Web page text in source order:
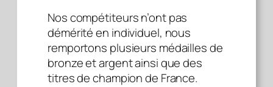
Nos compétiteurs n’ont pas
démérité en individuel, nous
remportons plusieurs médailles de
bronze et argent ainsi que des
titres de champion de France.